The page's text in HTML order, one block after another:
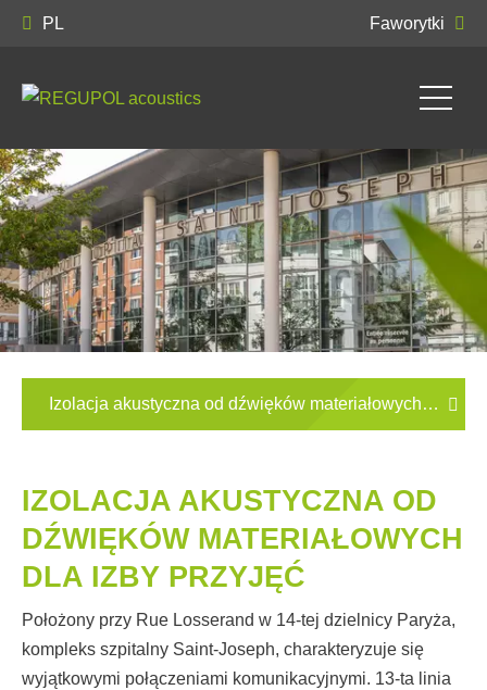
PL Faworytki
Izolacja akustyczna od dźwięków materiałowych dla
IZOLACJA AKUSTYCZNA OD
DŹWIĘKÓW MATERIAŁOWYCH
DLA IZBY PRZYJĘĆ
Położony przy Rue Losserand w 14-tej dzielnicy Paryża,
kompleks szpitalny Saint-Joseph, charakteryzuje się
wyjątkowymi połączeniami komunikacyjnymi. 13-ta linia